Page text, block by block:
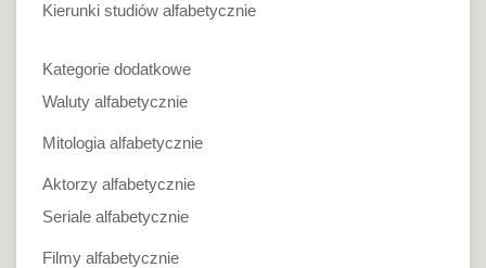
Kierunki studiów alfabetycznie
Kategorie dodatkowe
Waluty alfabetycznie
Mitologia alfabetycznie
Aktorzy alfabetycznie
Seriale alfabetycznie
Filmy alfabetycznie